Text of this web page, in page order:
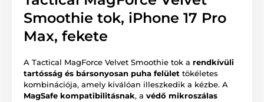
Smoothie tok, iPhone 17 Pro
Max, fekete
A Tactical MagForce Velvet Smoothie tok a rendkívüli
tartósság és bársonyosan puha felület tökéletes
kombinációja, amely kiválóan illeszkedik a kézbe. A
MagSafe kompatibilitásnak, a védő mikroszálas